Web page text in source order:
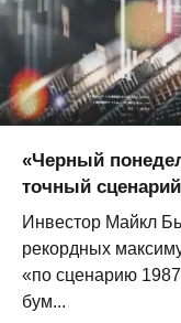
«Черный
точный
Инвестор Майкл
рекордных
«по сценарию
бум...